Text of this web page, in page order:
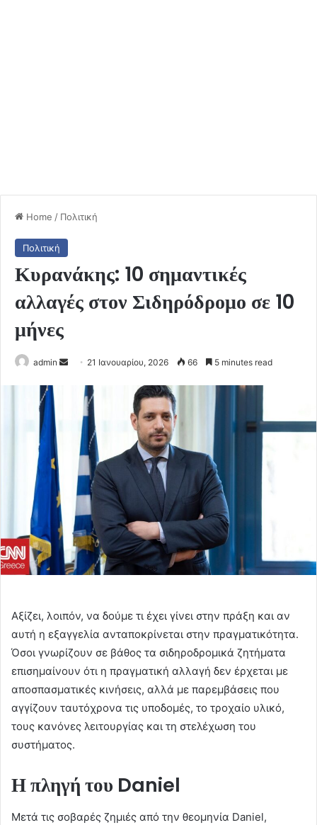
Home / Πολιτική
Πολιτική
Κυρανάκης: 10 σημαντικές
αλλαγές στον Σιδηρόδρομο σε 10
μήνες
admin
Send
email
21 Ιανουαρίου, 2026 66 5 minutes read
Αξίζει, λοιπόν, να δούμε τι έχει γίνει στην πράξη και αν
αυτή η εξαγγελία ανταποκρίνεται στην πραγματικότητα.
Όσοι γνωρίζουν σε βάθος τα σιδηροδρομικά ζητήματα
επισημαίνουν ότι η πραγματική αλλαγή δεν έρχεται με
αποσπασματικές κινήσεις, αλλά με παρεμβάσεις που
αγγίζουν ταυτόχρονα τις υποδομές, το τροχαίο υλικό,
τους κανόνες λειτουργίας και τη στελέχωση του
συστήματος.
Η πληγή του Daniel
Μετά τις σοβαρές ζημιές από την θεομηνία Daniel,